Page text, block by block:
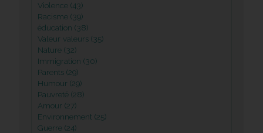
Violence (43)
Racisme (39)
éducation (38)
Valeur valeurs (35)
Nature (32)
Immigration (30)
Parents (29)
Humour (29)
Pauvreté (28)
Amour (27)
Environnement (25)
Guerre (24)